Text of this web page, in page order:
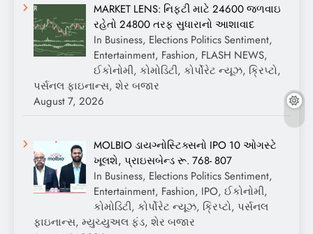
MARKET LENS: નિફ્ટી માટે 24600 જળવાઇ
રહેતો 24800 તરફ સુધારાનો આશાવાદ
In Business, Elections Politics Sentiment,
Entertainment, Fashion, FLASH NEWS,
ઈકોનોમી, કોમોડિટી, કોર્પોરેટ ન્યૂઝ, ક્રિપ્ટો,
પર્સનલ ફાઇનાન્સ, શેર બજાર
August 7, 2026
MOLBIO ડાયગ્નોસ્ટિક્સનો IPO 10 ઓગસ્ટે
ખૂલશે, પ્રાઇસબેન્ડ રૂ. 768- 807
In Business, Elections Politics Sentiment,
Entertainment, Fashion, IPO, ઈકોનોમી,
કોમોડિટી, કોર્પોરેટ ન્યૂઝ, ક્રિપ્ટો, પર્સનલ
ફાઇનાન્સ, મ્યુચ્યુઅલ ફંડ, શેર બજાર